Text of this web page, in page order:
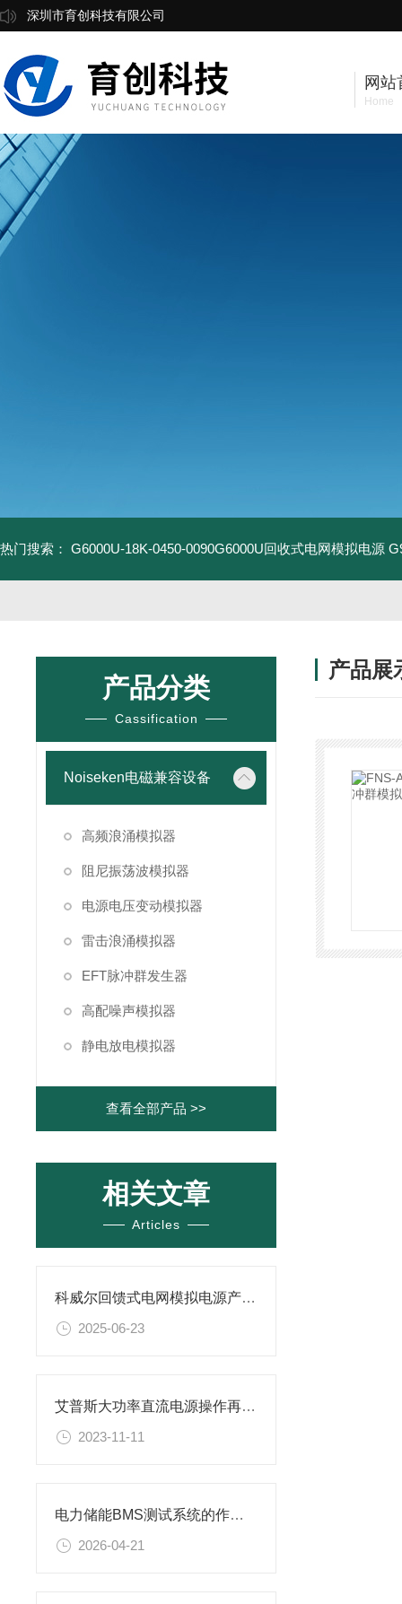
深圳市育创科技有限公司
网站
Home
热门搜索： G6000U-18K-0450-0090G6000U回收式电网模拟电源
产品分类
Cassification
Noiseken电磁兼容设备
高频浪涌模拟器
阻尼振荡波模拟器
电源电压变动模拟器
雷击浪涌模拟器
EFT脉冲群发生器
高配噪声模拟器
静电放电模拟器
查看全部产品 >>
相关文章
Articles
科威尔回馈式电网模拟电源产品结构设计亮点
2025-06-23
艾普斯大功率直流电源操作再升级，全新人性化设计
2023-11-11
电力储能BMS测试系统的作用与使用要求
2026-04-21
产品展